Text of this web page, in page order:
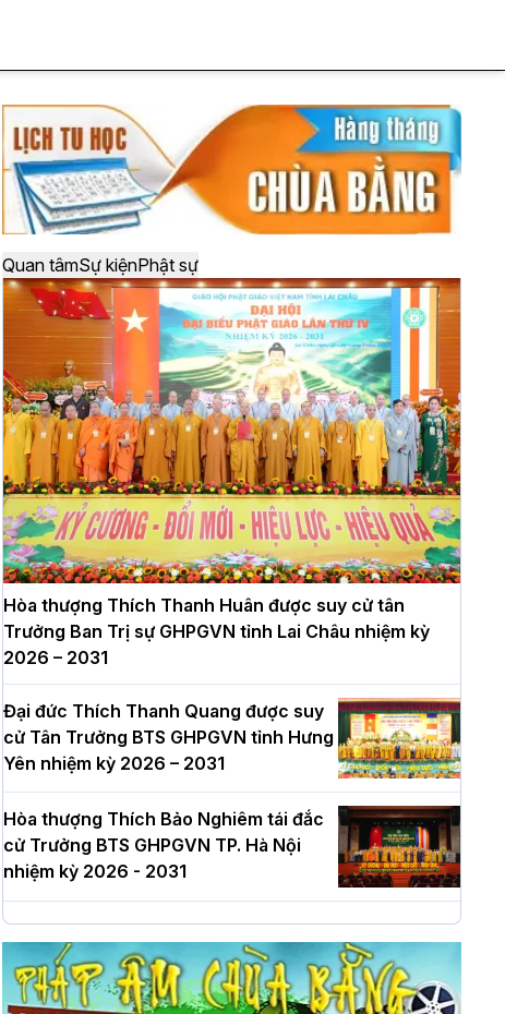
Quan tâmSự kiệnPhật sự
Hòa thượng Thích Thanh Huân được suy cử tân
Trưởng Ban Trị sự GHPGVN tỉnh Lai Châu nhiệm kỳ
2026 – 2031
Đại đức Thích Thanh Quang được suy
cử Tân Trưởng BTS GHPGVN tỉnh Hưng
Yên nhiệm kỳ 2026 – 2031
Hòa thượng Thích Bảo Nghiêm tái đắc
cử Trưởng BTS GHPGVN TP. Hà Nội
nhiệm kỳ 2026 - 2031
Hà Nội: Long trọng lễ khởi công xây
dựng Trung tâm văn hóa Phật giáo Thủ
đô